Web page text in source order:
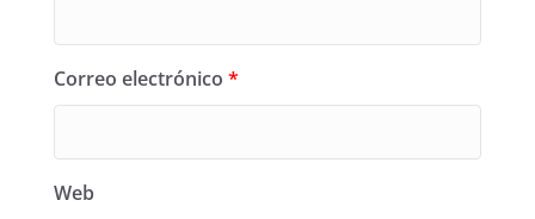
Correo electrónico *
Web